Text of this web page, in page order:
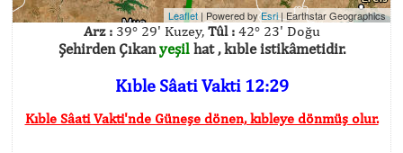
Leaflet | Powered byEsri| Earthstar Geographics
Arz :39° 29' Kuzey, Tûl :42° 23' Doğu
Şehirden Çıkanyeşilhat , kıble istikâmetidir.
Kıble Sâati Vakti 12:29
Kıble Sâati Vakti'nde Güneşe dönen, kıbleye dönmüş olur.